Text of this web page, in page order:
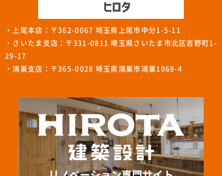
・上尾本店：〒362-0067 埼玉県上尾市中分1-5-11
・さいたま支店：〒331-0811 埼玉県さいたま市北区吉野町1-
29-17
・鴻巣支店：〒365-0028 埼玉県鴻巣市鴻巣1069-4